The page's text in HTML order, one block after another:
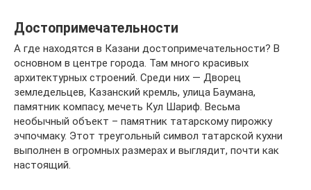
Достопримечательности
А где находятся в Казани достопримечательности? В
основном в центре города. Там много красивых
архитектурных строений. Среди них — Дворец
земледельцев, Казанский кремль, улица Баумана,
памятник компасу, мечеть Кул Шариф. Весьма
необычный объект – памятник татарскому пирожку
эчпочмаку. Этот треугольный символ татарской кухни
выполнен в огромных размерах и выглядит, почти как
настоящий.